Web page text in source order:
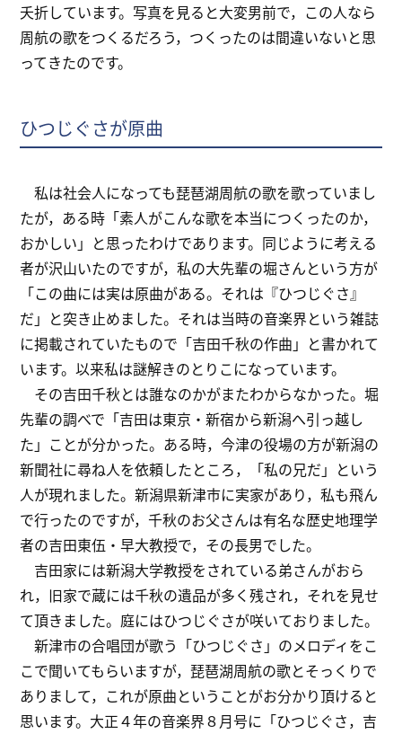
夭折しています。写真を見ると大変男前で，この人なら
周航の歌をつくるだろう，つくったのは間違いないと思
ってきたのです。
ひつじぐさが原曲
私は社会人になっても琵琶湖周航の歌を歌っていまし
たが，ある時「素人がこんな歌を本当につくったのか，
おかしい」と思ったわけであります。同じように考える
者が沢山いたのですが，私の大先輩の堀さんという方が
「この曲には実は原曲がある。それは『ひつじぐさ』
だ」と突き止めました。それは当時の音楽界という雑誌
に掲載されていたもので「吉田千秋の作曲」と書かれて
います。以来私は謎解きのとりこになっています。
その吉田千秋とは誰なのかがまたわからなかった。堀
先輩の調べで「吉田は東京・新宿から新潟へ引っ越し
た」ことが分かった。ある時，今津の役場の方が新潟の
新聞社に尋ね人を依頼したところ，「私の兄だ」という
人が現れました。新潟県新津市に実家があり，私も飛ん
で行ったのですが，千秋のお父さんは有名な歴史地理学
者の吉田東伍・早大教授で，その長男でした。
吉田家には新潟大学教授をされている弟さんがおら
れ，旧家で蔵には千秋の遺品が多く残され，それを見せ
て頂きました。庭にはひつじぐさが咲いておりました。
新津市の合唱団が歌う「ひつじぐさ」のメロディをこ
こで聞いてもらいますが，琵琶湖周航の歌とそっくりで
ありまして，これが原曲ということがお分かり頂けると
思います。大正４年の音楽界８月号に「ひつじぐさ，吉